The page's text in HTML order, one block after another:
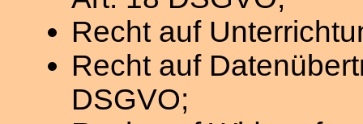
Recht auf
Recht auf
DSGVO;